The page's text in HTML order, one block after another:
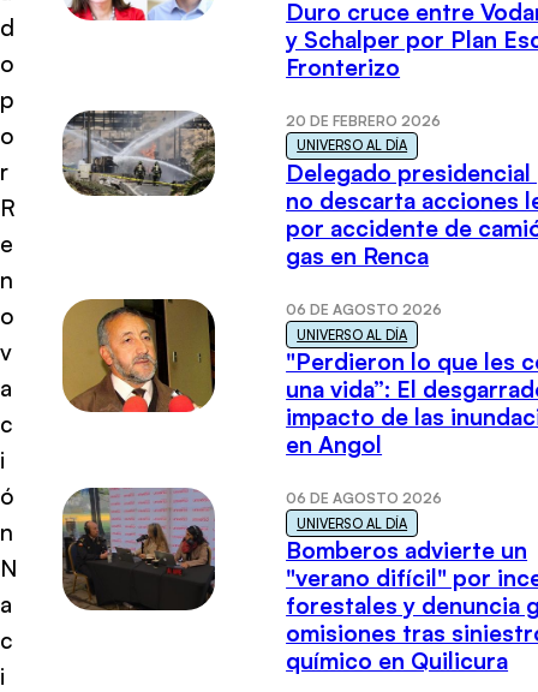
d
o
p
o
r
R
e
n
o
v
a
c
i
ó
n
N
a
c
i
Duro cruce entre
y Schalper por Plan
Fronterizo
20 DE FEBRERO 2026
UNIVERSO AL DÍA
Delegado presidencial
no descarta acciones
por accidente de
gas en Renca
06 DE AGOSTO 2026
UNIVERSO AL DÍA
"Perdieron lo que les
una vida”: El
impacto de las
en Angol
06 DE AGOSTO 2026
UNIVERSO AL DÍA
Bomberos advierte un
"verano difícil" por
forestales y denuncia
omisiones tras
químico en Quilicura